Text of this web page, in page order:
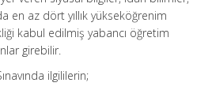
en az dört yıllık yükseköğrenim
kabul edilmiş yabancı öğretim
girebilir.
ilgililerin;